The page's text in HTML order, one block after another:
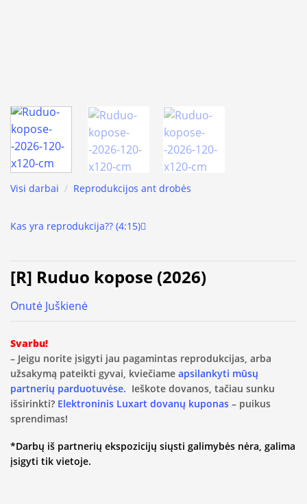
Visi darbai / Reprodukcijos ant drobės
Kas yra reprodukcija?? (4:15)
[R] Ruduo kopose (2026)
Onutė Juškienė
Svarbu!
– Jeigu norite įsigyti jau pagamintas reprodukcijas, arba
užsakymą pateikti gyvai, kviečiame apsilankyti mūsų
partnerių parduotuvėse. Ieškote dovanos, tačiau sunku
išsirinkti? Elektroninis Luxart dovanų kuponas – puikus
sprendimas!
*Darbų iš partnerių ekspozicijų siųsti galimybės nėra, galima
įsigyti tik vietoje.